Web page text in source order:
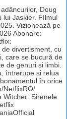
Doug
lui Jaskier. FIlmul
Vizionează pe
Abonare:
divertisment, cu
care se bucură de
de genuri și limbi.
întrerupe și relua
în orice
NetflixRO/
Witcher: Sirenele